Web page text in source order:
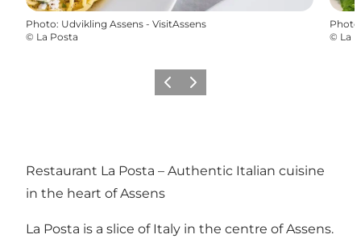
Photo: Udvikling Assens - VisitAssens
© La Posta
Photo
© La
PrécédentSuivant
Restaurant La Posta – Authentic Italian cuisine
in the heart of Assens
La Posta is a slice of Italy in the centre of Assens.